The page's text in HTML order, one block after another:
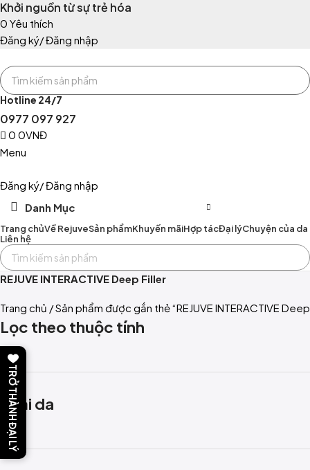
Khởi nguồn từ sự trẻ hóa
0 Yêu thích
Đăng ký/ Đăng nhập
Hotline 24/7
0977 097 927
0 0VNĐ
Menu
Đăng ký/ Đăng nhập
Danh Mục
Trang chủVề RejuveSản phẩmKhuyến mãiHợp tácĐại lýChuyện của da
Liên hệ
REJUVE INTERACTIVE Deep Filler
Trang chủ Sản phẩm được gắn thẻ “REJUVE INTERACTIVE
Lọc theo thuộc tính
Loại da
TRỞ THÀNH ĐẠI LÝ